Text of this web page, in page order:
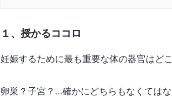
１、授かるココロ
妊娠するために最も重要な体の器官はど
卵巣？子宮？...確かにどちらもなくてはな